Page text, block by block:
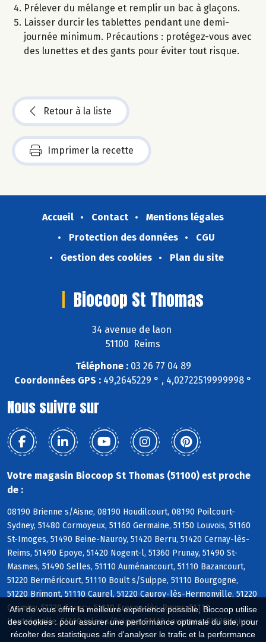
Afin de vous offrir la meilleure expérience possible, Biocoop utilise
des cookies : pour assurer une performance optimale du site, pour
récolter des statistiques afin d'analyser le trafic et la performance
Prélever du mélange et remplir un bac à glaçons.
Laisser durcir les tablettes pendant une demi-
journée minimum. Précautions : protégez-vous avec
des lunettes et des gants pour éviter tout risque.
Retour à la liste
Imprimer la recette
Accueil Contact
Mentions légales
Protection des données
CGU
Gestion des cookies
Plan du site
Biocoop St Thomas
34 avenue de laon
51100 Reims
Téléphone :03 26 77 04 89
Coordonnées GPS : 49,2645229 ° , 4,02722519999998 °
Nous suivre sur
Votre magasin Biocoop St Thomas (51100) est proche
de :
08190 Brienne s/Aisne, 08190 Houdilcourt, 08190 Poilcourt-
Sydney, 51480 Cormoyeux, 51160 Germaine, 51150 Louvois, 51160
St-Imoges, 51490 Beine-Nauroy, 51420 Berru, 51420 Cernay-lès-
Reims, 51490 Epoye, 51420 Nogent-l, 51360 Prunay, 51490 St-
Masmes, 51490 Selles, 51110 Auménancourt, 51110 Bazancourt,
51220 Berméricourt, 51110 Boult s/Suippe, 51110 Bourgogne,
51220 Brimont, 51110 Caurel, 51220 Cauroy-lès-Hermonville, 51220
Cormicy, 51220 Courcy, 51110 Fresne-lès-Reims, 51110
Heutrégiville, 51110 Isles s/Suippe, 51110 Lavannes, 51220 Loivre